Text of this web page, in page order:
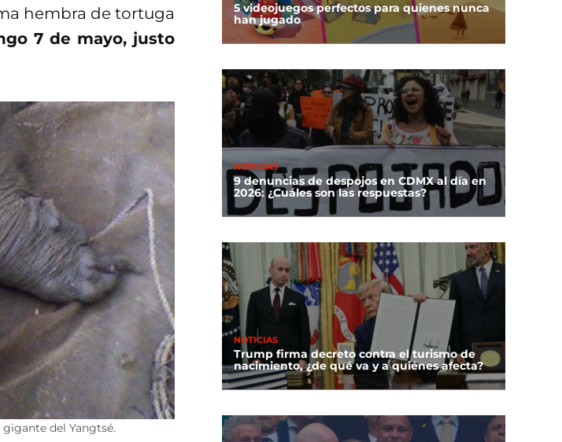
hembra de tortuga
7 de mayo, justo
del Yangtsé.
5 videojuegos perfectos para quienes nunca
han jugado
NOTICIAS
9 denuncias de despojos en CDMX al día en
2026: ¿Cuáles son las respuestas?
NOTICIAS
Trump firma decreto contra el turismo de
nacimiento, ¿de qué va y a quiénes afecta?